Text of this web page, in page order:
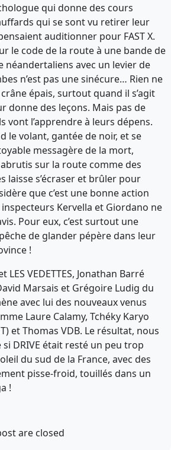
qui donne des cours
qui se sont vu retirer leur
auditionner pour FAST X.
le code de la route à une bande de
néandertaliens avec un levier de
n’est pas une sinécure… Rien ne
épais, surtout quand il s’agit
donne des leçons. Mais pas de
vont l’apprendre à leurs dépens.
le volant, gantée de noir, et se
messagère de la mort,
sur la route comme des
laisse s’écraser et brûler pour
que c’est une bonne action
Kervella et Giordano ne
Pour eux, c’est surtout une
de glander pépère dans leur
!
LES VEDETTES, Jonathan Barré
Marsais et Grégoire Ludig du
avec lui des nouveaux venus
Laure Calamy, Tchéky Karyo
et Thomas VDB. Le résultat, nous
si DRIVE était resté un peu trop
du sud de la France, avec des
pisse-froid, touillés dans un
!
are closed